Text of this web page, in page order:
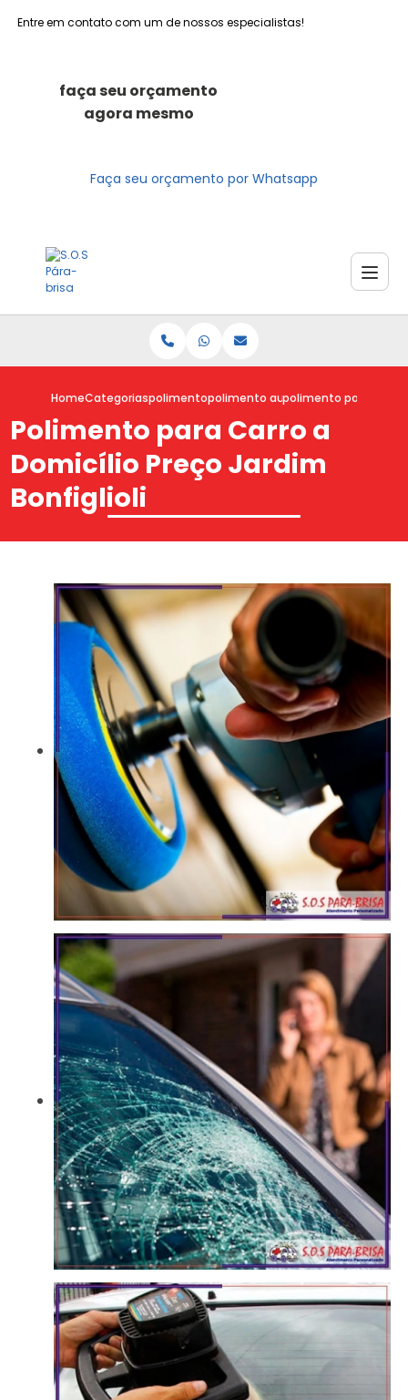
Entre em contato com um de nossos especialistas!
faça seu orçamento
agora mesmo
Faça seu orçamento por Whatsapp
HomeCategoriaspolimentopolimento automotivo a domicilio
polimento para carro
Polimento para Carro a
Domicílio Preço Jardim
Bonfiglioli